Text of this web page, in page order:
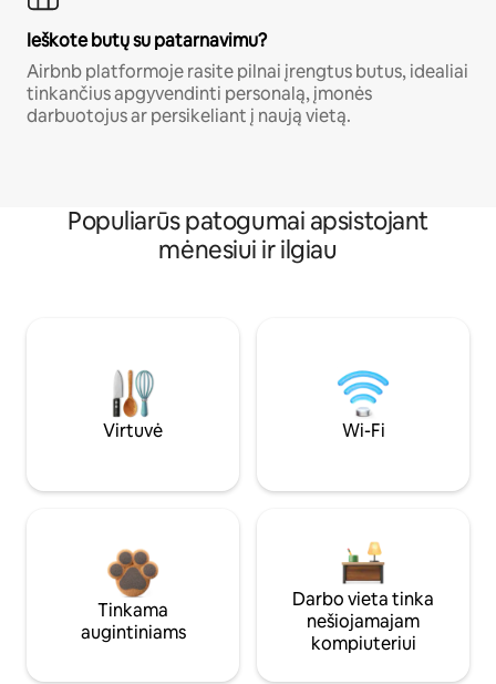
Ieškote butų su patarnavimu?
Airbnb platformoje rasite pilnai įrengtus butus, idealiai
tinkančius apgyvendinti personalą, įmonės
darbuotojus ar persikeliant į naują vietą.
Populiarūs patogumai apsistojant
mėnesiui ir ilgiau
Virtuvė Wi-Fi
Tinkama
augintiniams
Darbo vieta tinka
nešiojamajam
kompiuteriui